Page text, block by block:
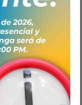
ha
la
en los
hasta
en
los
la